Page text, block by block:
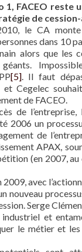
1, FACEO reste
de
le CA
dans 10
alors que les
[5]. Il faut
et Cegelec
de FACEO.
de l’entreprise,
2006 un
de
APAX,
(en 2007,
avec
nouveau
Serge
et
le métier et